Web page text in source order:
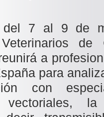
del 7 al 9 de
a
para
con
vectoriales,